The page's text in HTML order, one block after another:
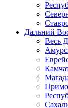
Дальний
Весь